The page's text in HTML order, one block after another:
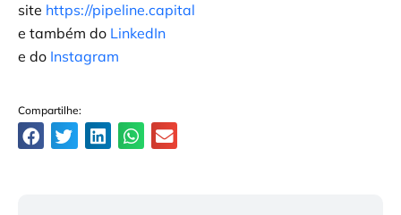
site https://pipeline.capital
e também do LinkedIn
e do Instagram
Compartilhe: